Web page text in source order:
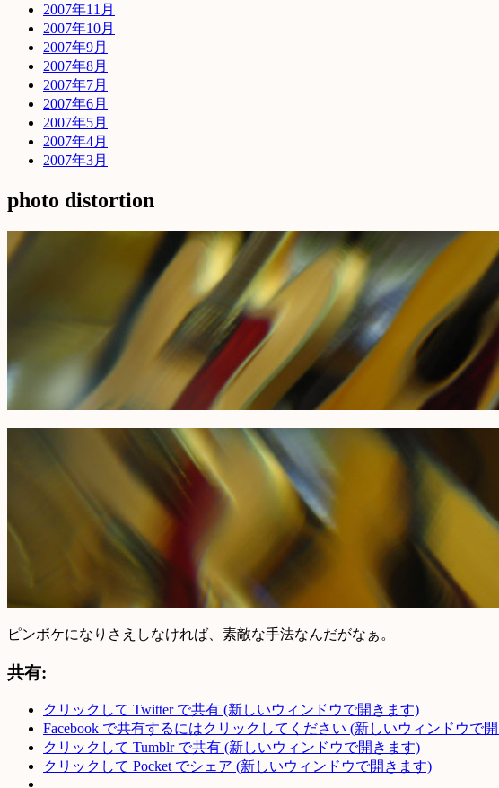
2007年11月
2007年10月
2007年9月
2007年8月
2007年7月
2007年6月
2007年5月
2007年4月
2007年3月
photo distortion
ピンボケになりさえしなければ、素敵な手法なんだがなぁ。
共有:
クリックして Twitter で共有 (新しいウィンドウで開きます)
Facebook で共有するにはクリックしてください (新しいウィンドウで
クリックして Tumblr で共有 (新しいウィンドウで開きます)
クリックして Pocket でシェア (新しいウィンドウで開きます)